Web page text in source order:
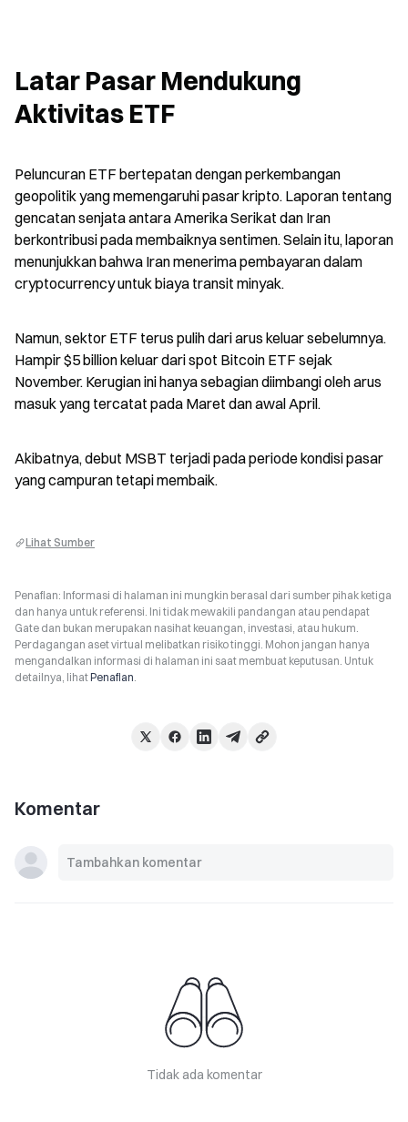
Latar Pasar Mendukung
Aktivitas ETF
Peluncuran ETF bertepatan dengan perkembangan
geopolitik yang memengaruhi pasar kripto. Laporan tentang
gencatan senjata antara Amerika Serikat dan Iran
berkontribusi pada membaiknya sentimen. Selain itu, laporan
menunjukkan bahwa Iran menerima pembayaran dalam
cryptocurrency untuk biaya transit minyak.
Namun, sektor ETF terus pulih dari arus keluar sebelumnya.
Hampir $5 billion keluar dari spot Bitcoin ETF sejak
November. Kerugian ini hanya sebagian diimbangi oleh arus
masuk yang tercatat pada Maret dan awal April.
Akibatnya, debut MSBT terjadi pada periode kondisi pasar
yang campuran tetapi membaik.
Lihat Sumber
Penafian: Informasi di halaman ini mungkin berasal dari sumber pihak ketiga
dan hanya untuk referensi. Ini tidak mewakili pandangan atau pendapat
Gate dan bukan merupakan nasihat keuangan, investasi, atau hukum.
Perdagangan aset virtual melibatkan risiko tinggi. Mohon jangan hanya
mengandalkan informasi di halaman ini saat membuat keputusan. Untuk
detailnya, lihatPenafian.
Komentar
Tidak ada komentar